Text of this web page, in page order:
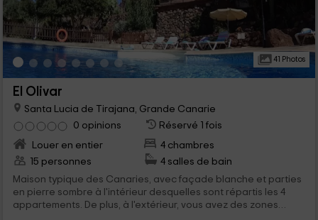
41 Photos
El Olivar
Santa Lucia de Tirajana, Grande Canarie
0 opinions
Réservé 1 fois
Louer en entier
4 chambres
15 personnes
4 salles de bain
Maison typique des Canaries, avec façade blanche et parties
en pierre sombre à l'intérieur desquelles sont répartis les 4
appartements. De plus, à l'extérieur, vous avez des zones